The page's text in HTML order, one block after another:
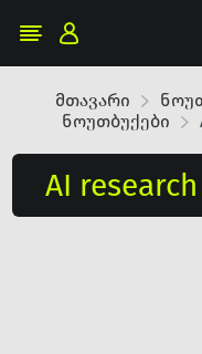
მთავარი
ნოუთბუქები
AI